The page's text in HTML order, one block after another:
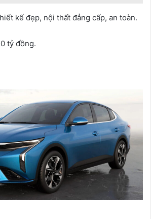
kế đẹp, nội thất đẳng cấp, an toàn.
tỷ đồng.